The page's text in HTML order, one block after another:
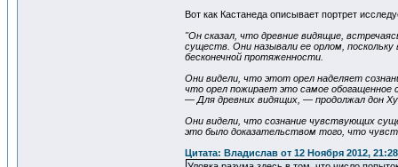
Вот как Кастанеда описывает портрет
"Он сказал, что древние видящие,
существ. Они называли ее орлом, поскольку
бесконечной протяженности.
Они видели, что этот орел наделяет
что орел пожирает это самое
— Для древних видящих, — продолжал дон
Они видели, что сознание чувствующих
это было доказательством того, что
Цитата: Владислав от 12 Ноября 2012,